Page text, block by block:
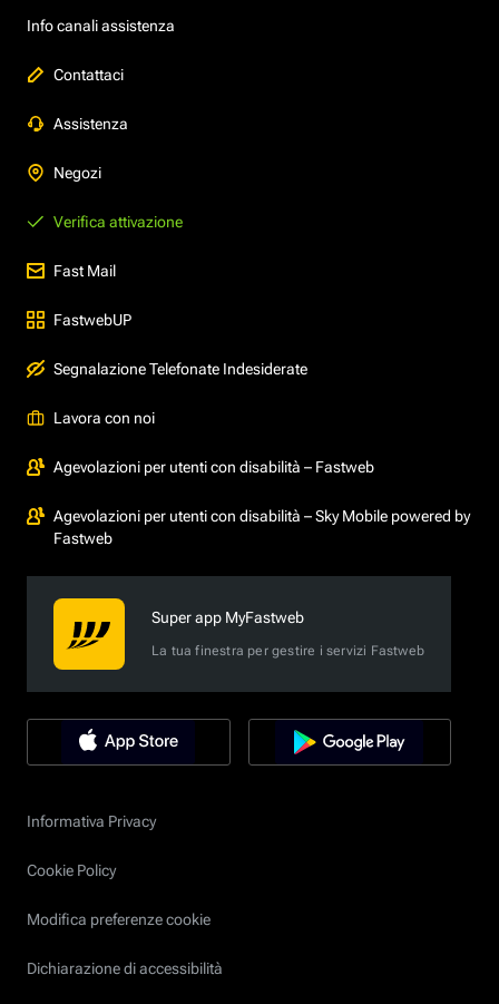
Info canali assistenza
Contattaci
Assistenza
Negozi
Verifica attivazione
Fast Mail
FastwebUP
Segnalazione Telefonate Indesiderate
Lavora con noi
Agevolazioni per utenti con disabilità – Fastweb
Agevolazioni per utenti con disabilità – Sky Mobile powered by
Fastweb
Super app MyFastweb
La tua finestra per gestire i servizi Fastweb
Informativa Privacy
Cookie Policy
Modifica preferenze cookie
Dichiarazione di accessibilità